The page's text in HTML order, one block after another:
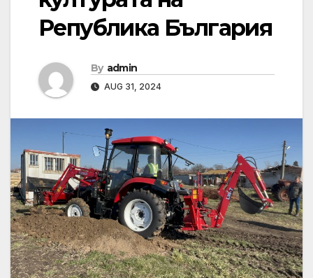
Република България
By admin
AUG 31, 2024